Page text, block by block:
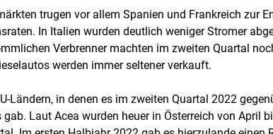
trugen vor allem Spanien und Frankreich zur
In Italien wurden deutlich weniger Stromer
Verbrenner machten im zweiten Quartal
werden immer seltener verkauft.
Ländern, in denen es im zweiten Quartal 2022
Laut Acea wurden heuer in Österreich von April